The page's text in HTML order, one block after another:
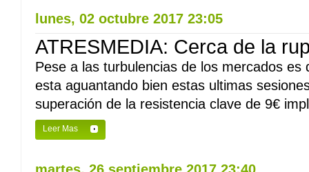
lunes, 02 octubre 2017 23:05
ATRESMEDIA: Cerca de la
Pese a las turbulencias de los mercados es
esta aguantando bien estas ultimas
superación de la resistencia clave de 9€
Leer Mas